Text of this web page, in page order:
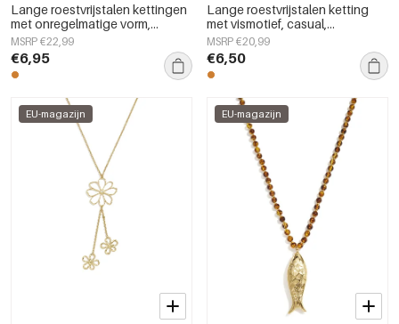
Lange roestvrijstalen kettingen
met onregelmatige vorm,
eenvoudige, alledaagse serie,
damessieraden
MSRP €22,99
€6,95
Lange roestvrijstalen ketting
met vismotief, casual,
alledaagse, eenvoudige serie
damessieraden
MSRP €20,99
€6,50
EU-magazijn EU-magazijn